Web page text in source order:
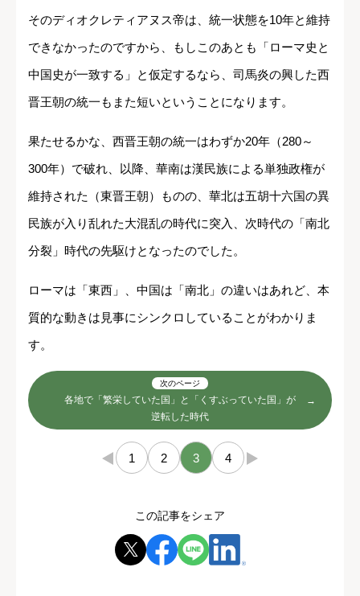
そのディオクレティアヌス帝は、統一状態を10年と維持
できなかったのですから、もしこのあとも「ローマ史と
中国史が一致する」と仮定するなら、司馬炎の興した西
晋王朝の統一もまた短いということになります。
果たせるかな、西晋王朝の統一はわずか20年（280～
300年）で破れ、以降、華南は漢民族による単独政権が
維持された（東晋王朝）ものの、華北は五胡十六国の異
民族が入り乱れた大混乱の時代に突入、次時代の「南北
分裂」時代の先駆けとなったのでした。
ローマは「東西」、中国は「南北」の違いはあれど、本
質的な動きは見事にシンクロしていることがわかりま
す。
次のページ
各地で「繁栄していた国」と「くすぶっていた国」が
逆転した時代
← 1 2 3 4 →
この記事をシェア